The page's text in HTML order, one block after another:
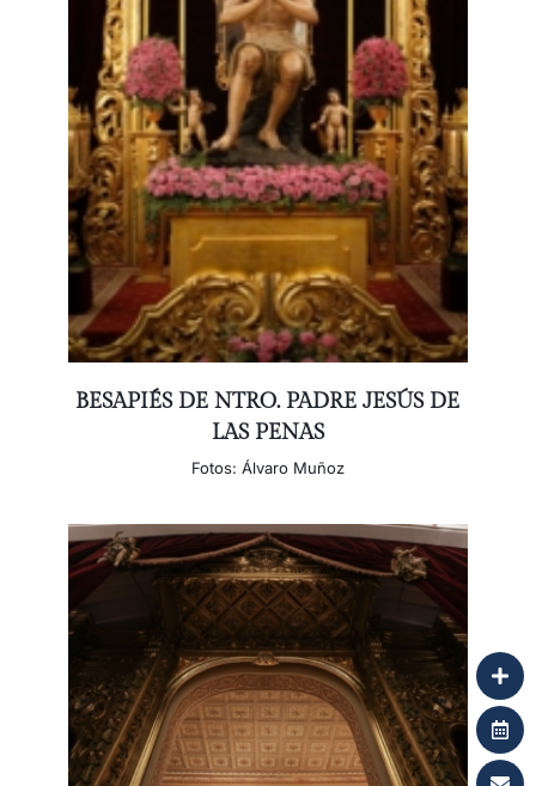
BESAPIÉS DE NTRO. PADRE JESÚS DE
LAS PENAS
Fotos: Álvaro Muñoz